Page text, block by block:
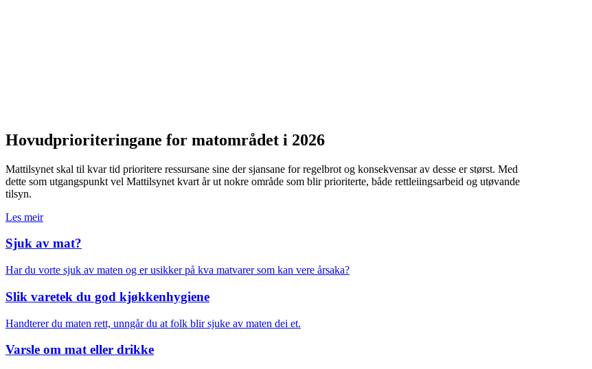
Hovudprioriteringane for matområdet i 2026
Mattilsynet skal til kvar tid prioritere ressursane sine der sjansane for regelbrot og konsekvensar av desse er størst. Med
dette som utgangspunkt vel Mattilsynet kvart år ut nokre område som blir prioriterte, både rettleiingsarbeid og utøvande
tilsyn.
Les meir
Sjuk av mat?
Har du vorte sjuk av maten og er usikker på kva matvarer som kan vere årsaka?
Slik varetek du god kjøkkenhygiene
Handterer du maten rett, unngår du at folk blir sjuke av maten dei et.
Varsle om mat eller drikke